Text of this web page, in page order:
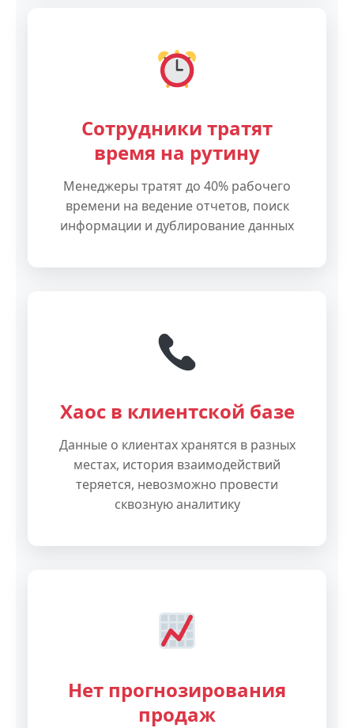
Сотрудники тратят
время на рутину
Менеджеры тратят до 40% рабочего
времени на ведение отчетов, поиск
информации и дублирование данных
Хаос в клиентской базе
Данные о клиентах хранятся в разных
местах, история взаимодействий
теряется, невозможно провести
сквозную аналитику
Нет прогнозирования
продаж